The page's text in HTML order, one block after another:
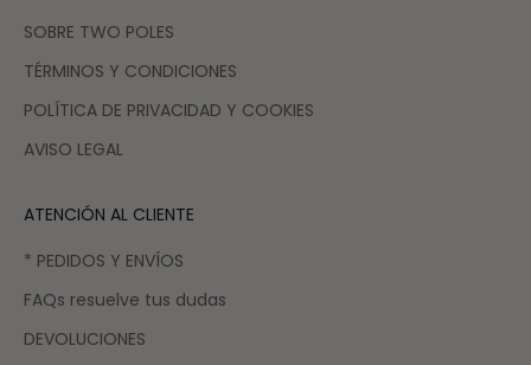
SOBRE TWO POLES
TÉRMINOS Y CONDICIONES
POLÍTICA DE PRIVACIDAD Y COOKIES
AVISO LEGAL
ATENCIÓN AL CLIENTE
* PEDIDOS Y ENVÍOS
FAQs resuelve tus dudas
DEVOLUCIONES